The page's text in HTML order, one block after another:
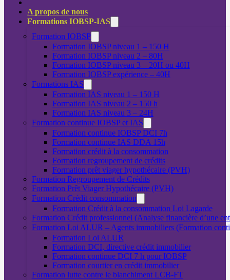
A propos de nous
Formations IOBSP-IAS
Formation IOBSP
Formation IOBSP niveau 1 – 150 H
Formation IOBSP niveau 2 – 80H
Formation IOBSP niveau 3 – 20H ou 40H
Formation IOBSP expérience – 40H
Formations IAS
Formation IAS niveau 1 – 150 H
Formation IAS niveau 2 – 150 h
Formation IAS niveau 3 – 24H
Formation continue IOBSP et IAS
Formation continue IOBSP DCI 7h
Formation continue IAS DDA 15h
Formation crédit à la consommation
Formation regroupement de crédits
Formation prêt viager hypothécaire (PVH)
Formation Regroupement de Crédits
Formation Prêt Viager Hypothécaire (PVH)
Formation Crédit consommation
Formation Crédit à la consommation Loi Lagarde
Formation Crédit professionnel (Analyse financière d’une
Formation Loi ALUR – Agents immobiliers (Formation
Formation Loi ALUR
Formation DCI, directive crédit immobilier
Formation continue DCI 7 h pour IOBSP
Formation courtier en crédit immobilier
Formation lutte contre le blanchiment LCB-FT